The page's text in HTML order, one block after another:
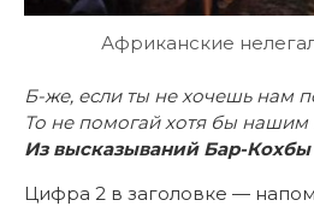
Африканские
Б-же, если ты не хочешь нам
То не помогай хотя бы нашим
Из высказываний Бар-Кохбы
Цифра 2 в заголовке —